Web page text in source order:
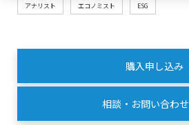
アナリスト エコノミスト ESG
購入申し込み
相談・お問い合わせ